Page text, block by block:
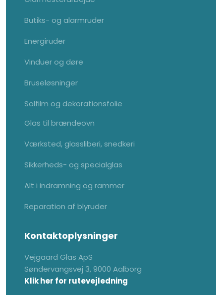
Butiks- og alarmruder
Energiruder
Vinduer og døre
Bruseløsninger
Solfilm og dekorationsfolie
Glas til brændeovn
Værksted, glassliberi, snedkeri
Sikkerheds- og specialglas
Alt i indramning og rammer
Reparation af blyruder
Kontaktoplysninger
Vejgaard Glas ApS
Søndervangsvej 3, 9000 Aalborg
Klik her for rutevejledning